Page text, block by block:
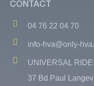
CONTACT
04 76 22 04 70
info-hva@only-
UNIVERSAL RIDE
37 Bd Paul